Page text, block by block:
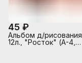
45 ₽
Альбом д/рисования
12л., "Росток" (А-4,